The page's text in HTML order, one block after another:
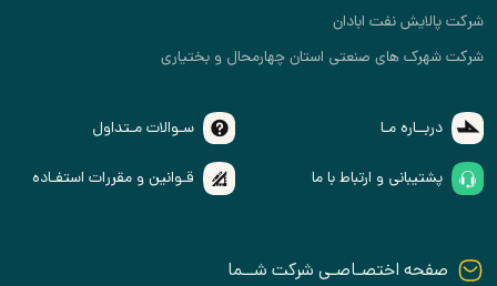
شرکت پالایش نفت ابادان
شرکت شهرک های صنعتی استان چهارمحال و بختیاری
دربــاره مـا سـوالات مـتداول
پشتیبانی و ارتباط با ما قـوانین و مقررات استفـاده
صفحه اختصـاصـی شرکت شــما